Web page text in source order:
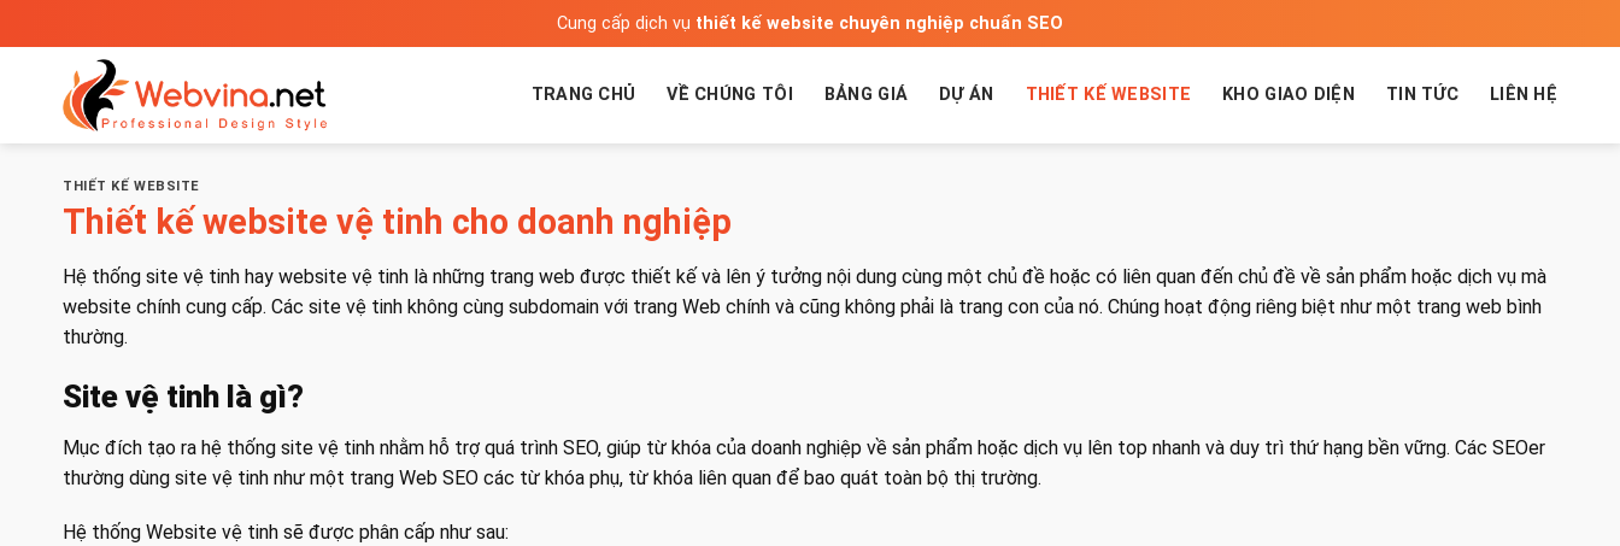
qua
Cung cấp dịch vụ thiết kế website chuyên nghiệp chuẩn SEO
TRANG CHỦ VỀ CHÚNG TÔI BẢNG GIÁ DỰ ÁN THIẾT KẾ WEBSITE KHO GIAO DIỆN TIN TỨC LIÊN HỆ
THIẾT KẾ WEBSITE
Thiết kế website vệ tinh cho doanh nghiệp
Hệ thống site vệ tinh hay website vệ tinh là những trang web được thiết kế và lên ý tưởng nội dung cùng một chủ đề hoặc có liên quan đến chủ đề về sản phẩm hoặc dịch vụ mà
website chính cung cấp. Các site vệ tinh không cùng subdomain với trang Web chính và cũng không phải là trang con của nó. Chúng hoạt động riêng biệt như một trang web bình
thường.
Site vệ tinh là gì?
Mục đích tạo ra hệ thống site vệ tinh nhằm hỗ trợ quá trình SEO, giúp từ khóa của doanh nghiệp về sản phẩm hoặc dịch vụ lên top nhanh và duy trì thứ hạng bền vững. Các SEOer
thường dùng site vệ tinh như một trang Web SEO các từ khóa phụ, từ khóa liên quan để bao quát toàn bộ thị trường.
Hệ thống Website vệ tinh sẽ được phân cấp như sau: